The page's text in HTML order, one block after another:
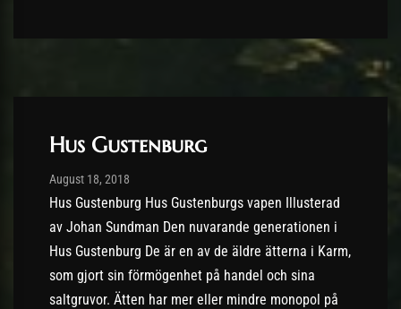
Hus Gustenburg
Post has published by
August 18, 2018
Hus Gustenburg Hus Gustenburgs vapen Illusterad
av Johan Sundman Den nuvarande generationen i
Hus Gustenburg De är en av de äldre ätterna i Karm,
som gjort sin förmögenhet på handel och sina
saltgruvor. Ätten har mer eller mindre monopol på